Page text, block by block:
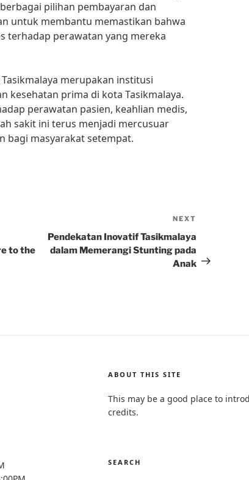
pilihan pembayaran dan
untuk membantu memastikan bahwa
terhadap perawatan yang mereka
merupakan institusi
kesehatan prima di kota Tasikmalaya.
perawatan pasien, keahlian medis,
sakit ini terus menjadi mercusuar
bagi masyarakat setempat.
to the
NEXT
Pendekatan Inovatif Tasikmalaya
dalam Memerangi Stunting pada
Anak
ABOUT THIS SITE
This may be a good place to
credits.
SEARCH